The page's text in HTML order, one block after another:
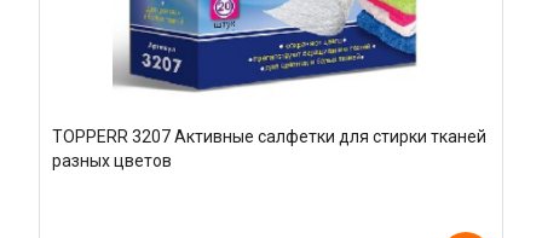
TOPPERR 3207 Активные салфетки для стирки тканей
разных цветов